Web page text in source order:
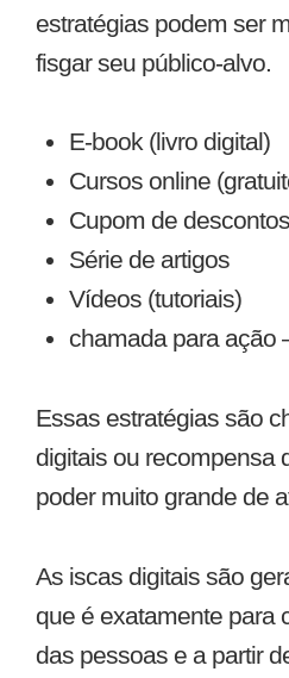
estratégias podem ser
fisgar seu público-alvo.
E-book (livro digital)
Cursos online
Cupom de descontos
Série de artigos
Vídeos (tutoriais)
chamada para ação
Essas estratégias são
digitais ou recompensa
poder muito grande de
As iscas digitais são
que é exatamente para
das pessoas e a partir